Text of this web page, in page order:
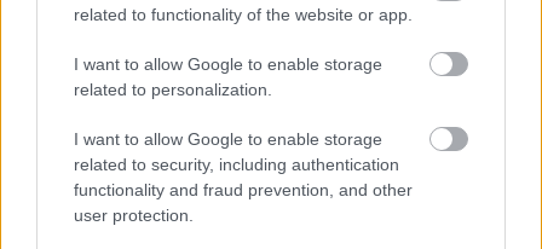
related to functionality of the website or app.
I want to allow Google to enable storage
related to personalization.
I want to allow Google to enable storage
related to security, including authentication
functionality and fraud prevention, and other
user protection.